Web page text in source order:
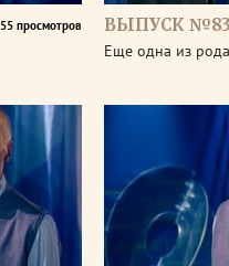
55 просмотров ВЫПУСК
Еще одна из